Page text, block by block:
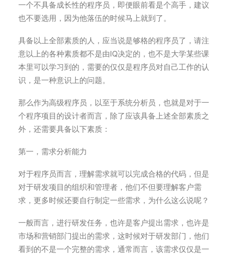
一个不具备成长性的程序员，即便眼前看是个高手，建议
也不要选用，因为他落伍的时候马上就到了。
具备以上全部素质的人，应当说是够格的程序员了，请注
意以上的各种素质都不是由IQ决定的，也不是大学某些课
本里可以学习到的，需要的仅仅是程序员对自己工作的认
识，是一种意识上的问题。
那么作为高级程序员，以至于系统分析员，也就是对于一
个程序项目的设计者而言，除了应该具备上述全部素质之
外，还需要具备以下素质：
第一，需求分析能力
对于程序员而言，理解需求就可以完成合格的代码，但是
对于研发项目的组织和管理者，他们不但要理解客户需
求，更多时候还要自行制定一些需求，为什么这么说呢？
一般而言，进行研发任务，也许是客户提出需求，也许是
市场和营销部门提出的需求，这时候对于研发部门，他们
看到的不是一个完整的需求，通常而言，该需求仅仅是一